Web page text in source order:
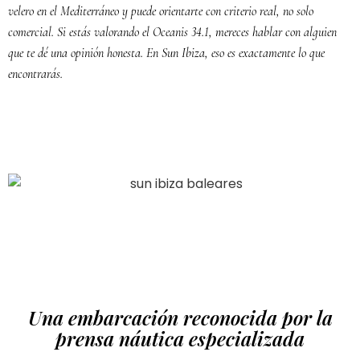
velero en el Mediterráneo y puede orientarte con criterio real, no solo
comercial. Si estás valorando el Oceanis 34.1, mereces hablar con alguien
que te dé una opinión honesta. En Sun Ibiza, eso es exactamente lo que
encontrarás.
Una embarcación reconocida por la
prensa náutica especializada